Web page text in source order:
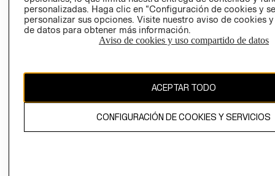
El contenido de esta página web está protegido por copyright y es
personalizadas. Haga clic en “Configuración de cookies y
personalizar sus opciones. Visite nuestro aviso de cookies
de datos para obtener más información.
Aviso de cookies y uso compartido de datos
ACEPTAR TODO
CONFIGURACIÓN DE COOKIES Y SERVICIOS